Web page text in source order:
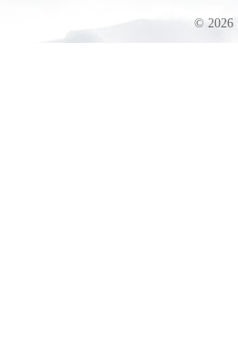
© 2026